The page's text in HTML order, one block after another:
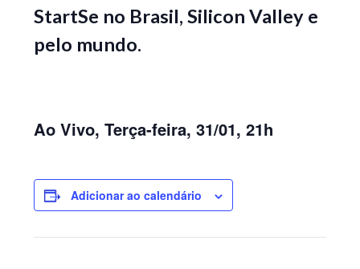
StartSe no Brasil, Silicon Valley e
pelo mundo.
Ao Vivo, Terça-feira, 31/01, 21h
Adicionar ao calendário